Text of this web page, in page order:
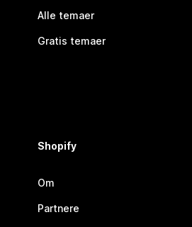
Alle temaer
Gratis temaer
Shopify
Om
Partnere